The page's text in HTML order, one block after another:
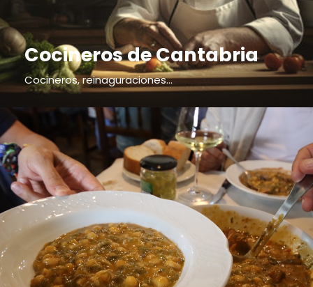
Cocineros de Cantabria
Cocineros, reinaguraciones...